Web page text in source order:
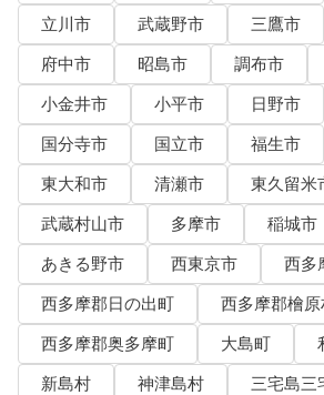
立川市
武蔵野市 三鷹市
府中市
昭島市 調布市
小金井市
小平市 日野市
国分寺市
国立市 福生市
東大和市
清瀬市
東久留米
武蔵村山市
多摩市 稲城市
あきる野市
西東京市
西多
西多摩郡日の出町
西多摩郡檜原
西多摩郡奥多摩町
大島町
新島村
神津島村
三宅島三